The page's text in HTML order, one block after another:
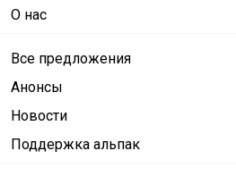
О нас
Все предложения
Анонсы
Новости
Поддержка альпак